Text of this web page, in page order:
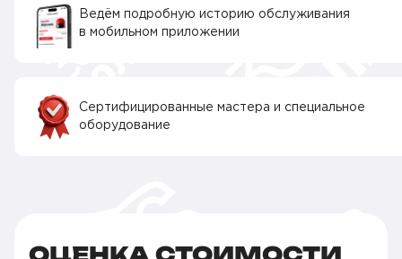
Ведём подробную историю обслуживания
в мобильном приложении
Сертифицированные мастера и специальное
оборудование